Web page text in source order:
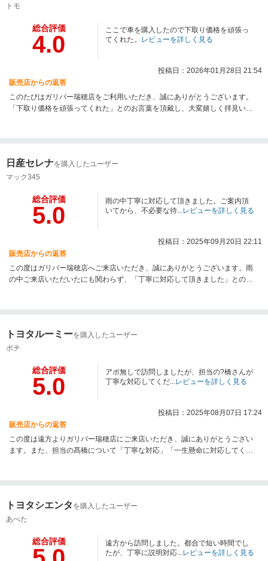
トモ
総合評価
4.0
ここで車を購入したので下取り価格を頑張っ
てくれた。 レビューを詳しく見る
投稿日：2026年01月28日 21:54
販売店からの返答
このたびはガリバー瑞穂店をご利用いただき、誠にありがとうございます。
「下取り価格を頑張ってくれた」とのお言葉を頂戴し、大変嬉しく拝見いた
ご期待にお応えできるよう努めてまいります。お車のことで何かございまし
くお願いいたします。
日産セレナを購入したユーザー
マック345
総合評価
5.0
雨の中丁寧に対応して頂きました。ご案内頂
いてから、不必要な待...レビューを詳しく見る
投稿日：2025年09月20日 22:11
販売店からの返答
この度はガリバー瑞穂店へご来店いただき、誠にありがとうございます。雨
の中ご来店いただいたにも関わらず、「丁寧に対応して頂きました」とのお
沿ったご提案ができたことを光栄に思っております。また、キッズスペース
した。今後もご家族皆さまで安心してお越しいただける店舗づくりと、丁寧
で誠実な対応を心がけてまいります。改めまして、この度は誠にありがとう
トヨタルーミーを購入したユーザー
ポチ
総合評価
5.0
アポ無しで訪問しましたが、担当の?橋さんが
丁寧な対応してくだ...レビューを詳しく見る
投稿日：2025年08月07日 17:24
販売店からの返答
この度は遠方よりガリバー瑞穂店にご来店いただき、誠にありがとうござい
ます。また、担当の髙橋について「丁寧な対応」「一生懸命に対応してくれ
上げます。その中でも「満足できるお買い物ができた」と仰っていただけた
人にとっても大きな励みとなります。今後はこのような不手際がないよう徹
底し、より安心してご利用いただける店舗を目指してまいります。改めまし
一同、心よりお待ちしております。
トヨタシエンタ を購入したユーザー
あべた
総合評価
遠方から訪問しました。都合で短い時間でし
たが、丁寧に説明対応...レビューを詳しく見る